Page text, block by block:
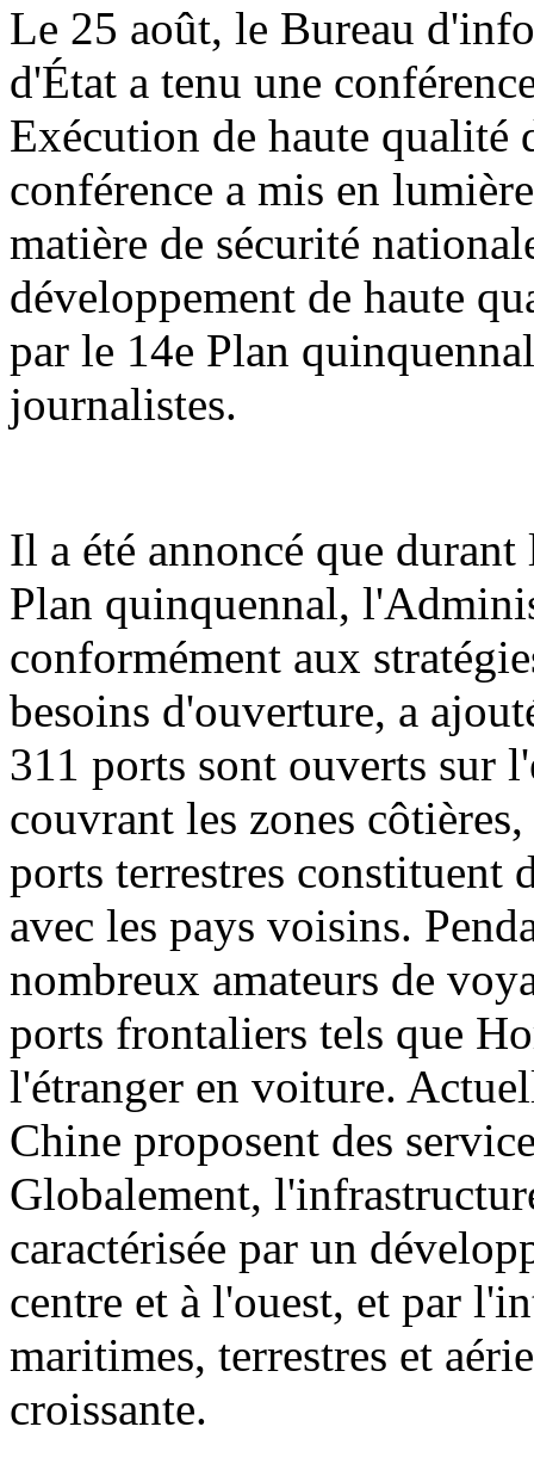
Le 25 août, le Bureau
d'État a tenu une
Exécution de haute qualité
conférence a mis en
matière de sécurité
développement de haute
par le 14e Plan
journalistes.
Il a été annoncé que
Plan quinquennal,
conformément aux
besoins d'ouverture, a
311 ports sont ouverts sur
couvrant les zones
ports terrestres constituent
avec les pays voisins.
nombreux amateurs de
ports frontaliers tels que
l'étranger en voiture.
Chine proposent des
Globalement,
caractérisée par un
centre et à l'ouest, et par
maritimes, terrestres et
croissante.